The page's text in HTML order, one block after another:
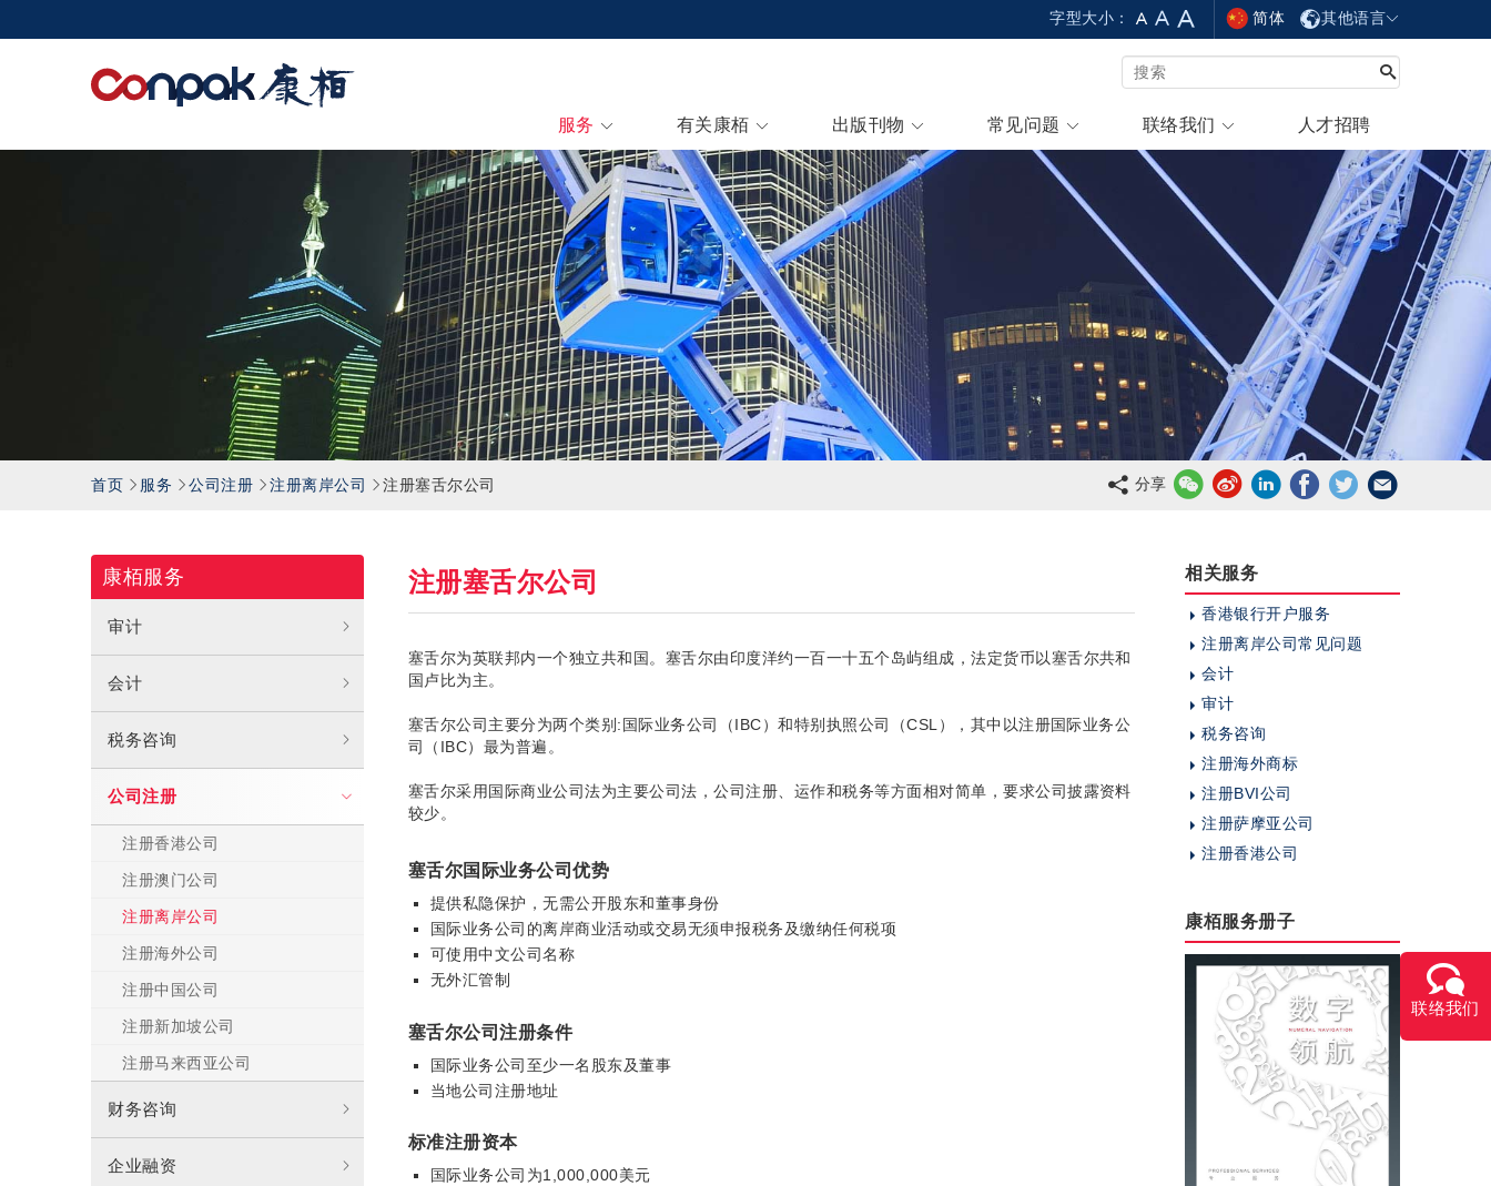
字型大小： 简体 其他语言
康
栢
服务 有关康栢 出版刊物 常见问题 联络我们 人才招聘
首页 服务 公司注册 注册离岸公司 注册塞舌尔公司 分享
康栢服务
审计
会计
税务咨询
公司注册
注册香港公司
注册澳门公司
注册离岸公司
注册海外公司
注册中国公司
注册新加坡公司
注册马来西亚公司
财务咨询
企业融资
注册塞舌尔公司
塞舌尔为英联邦内一个独立共和国。塞舌尔由印度洋约一百一十五个岛屿组成，法定货币以塞舌尔共和
国卢比为主。
塞舌尔公司主要分为两个类别:国际业务公司（IBC）和特别执照公司（CSL），其中以注册国际业务公
司（IBC）最为普遍。
塞舌尔采用国际商业公司法为主要公司法，公司注册、运作和税务等方面相对简单，要求公司披露资料
较少。
塞舌尔国际业务公司优势
提供私隐保护，无需公开股东和董事身份
国际业务公司的离岸商业活动或交易无须申报税务及缴纳任何税项
可使用中文公司名称
无外汇管制
塞舌尔公司注册条件
国际业务公司至少一名股东及董事
当地公司注册地址
标准注册资本
国际业务公司为1,000,000美元
相关服务
香港银行开户服务
注册离岸公司常见问题
会计
审计
税务咨询
注册海外商标
注册BVI公司
注册萨摩亚公司
注册香港公司
康栢服务册子
联络我们